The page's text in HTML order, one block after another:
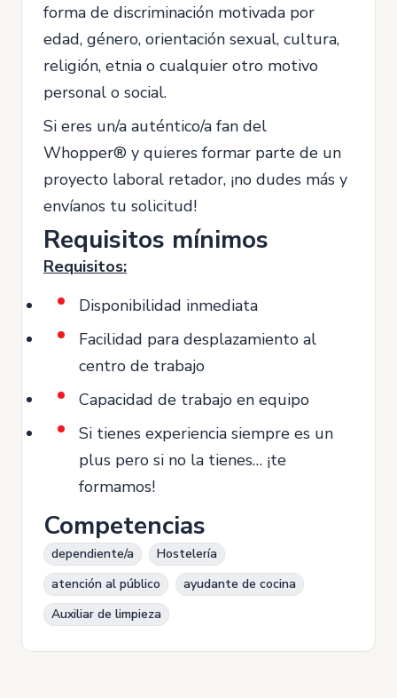
forma de discriminación motivada por
edad, género, orientación sexual, cultura,
religión, etnia o cualquier otro motivo
personal o social.
Si eres un/a auténtico/a fan del
Whopper® y quieres formar parte de un
proyecto laboral retador, ¡no dudes más y
envíanos tu solicitud!
Requisitos mínimos
Requisitos:
Disponibilidad inmediata
Facilidad para desplazamiento al
centro de trabajo
Capacidad de trabajo en equipo
Si tienes experiencia siempre es un
plus pero si no la tienes… ¡te
formamos!
Competencias
dependiente/a
Hostelería
atención al público
ayudante de cocina
Auxiliar de limpieza